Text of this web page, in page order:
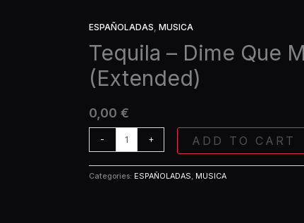
ESPAÑOLADAS, MUSICA
Tequila – Dime Que
(Extended)
0,00 €
-
Tequila
-
Dime
Que
Quieres
(Extended)
quantity
+ ADD TO CART
Categories: ESPAÑOLADAS, MUSICA